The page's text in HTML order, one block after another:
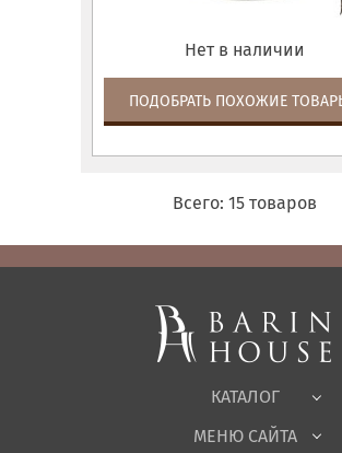
Нет в наличии
ПОДОБРАТЬ ПОХОЖИЕ
Всего: 15 товаров
КАТАЛОГ
Спальни, Кровати
Корпусная мебель
Офисная мебель
Садовая мебель
МЕНЮ САЙТА